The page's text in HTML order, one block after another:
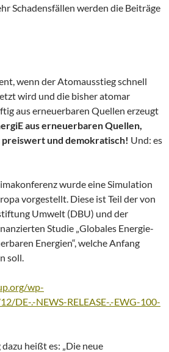
Schadensfällen werden die Beiträge
wenn der Atomausstieg schnell
wird und die bisher atomar
aus erneuerbaren Quellen erzeugt
aus erneuerbaren Quellen,
preiswert und demokratisch! Und: es
wurde eine Simulation
vorgestellt. Diese ist Teil der von
Umwelt (DBU) und der
Studie „Globales Energie-
Energien“, welche Anfang
soll.
wp-
DE-.-NEWS-RELEASE-.-EWG-100-
heißt es: „Die neue